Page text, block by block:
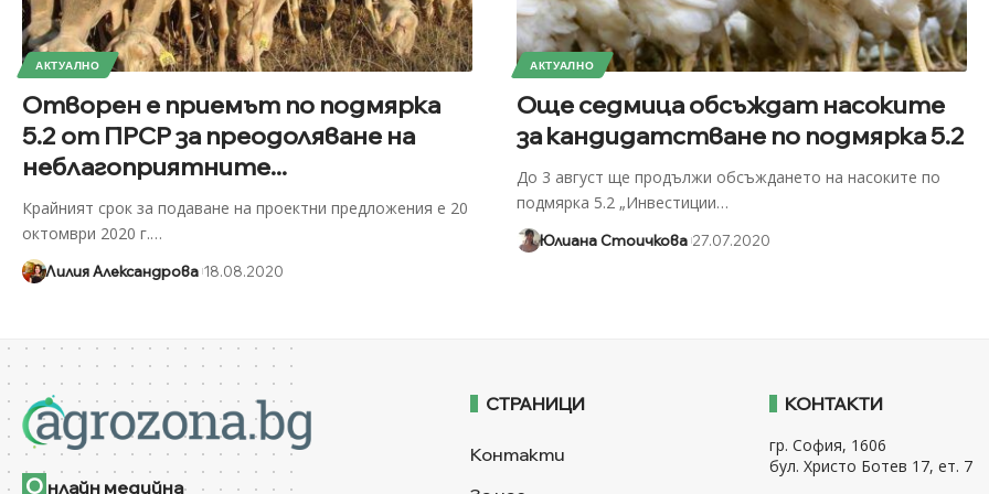
АКТУАЛНО
Отворен е приемът по подмярка
5.2 от ПРСР за преодоляване на
неблагоприятните...
Крайният срок за подаване на проектни предложения е 20
октомври 2020 г.…
Лилия Александрова 18.08.2020
АКТУАЛНО
Още седмица обсъждат насоките
за кандидатстване по подмярка 5.2
До 3 август ще продължи обсъждането на насоките по
подмярка 5.2 „Инвестиции…
Юлиана Стоичкова 27.07.2020
О нлайн медийна
СТРАНИЦИ
Контакти
КОНТАКТИ
гр. София, 1606
бул. Христо Ботев 17, ет. 7